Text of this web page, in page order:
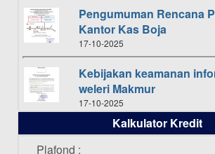
Pengumuman Rencana
Kantor Kas Boja
17-10-2025
Kebijakan keamanan
weleri Makmur
17-10-2025
Daftar Pemenang
Bulan Oktober 2025
Kalkulator Kredit
Plafond :